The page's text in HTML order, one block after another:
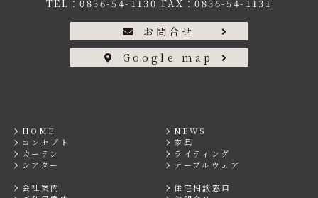
TEL：0836-54-1130 FAX：0836-54-1131
お問合せ
Google map
HOME
NEWS
コンセプト
家具
カーテン
ライティング
シアター
テーブルウェア
会社案内
住宅相談窓口